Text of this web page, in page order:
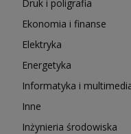
Druk i poligrafia
Ekonomia i finanse
Elektryka
Energetyka
Informatyka i
Inne
Inżynieria środowiska